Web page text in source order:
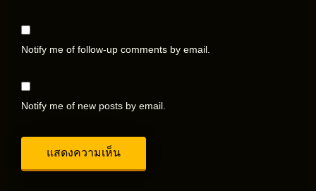
Notify me of follow-up comments by email.
Notify me of new posts by email.